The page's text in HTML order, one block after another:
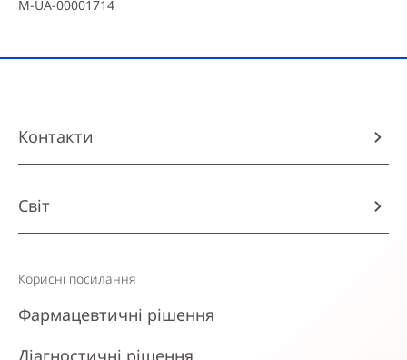
M-UA-00001714
Контакти
Світ
Корисні посилання
Фармацевтичні рішення
Діагностичні рішення